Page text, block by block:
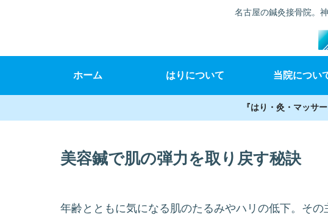
名古屋の鍼灸接骨院。
ホーム はりについて 当院につい
『はり・灸・マッサ
美容鍼で肌の弾力を取り戻す秘訣
年齢とともに気になる肌のたるみやハリの低下。そ